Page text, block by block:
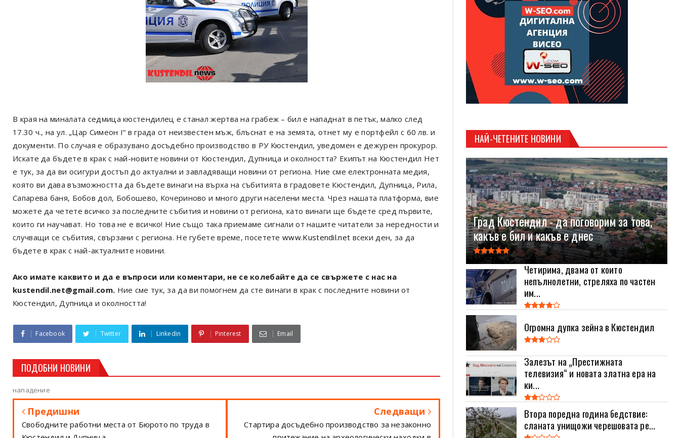
В края на миналата седмица кюстендилец е станал жертва на грабеж – бил е нападнат в петък, малко след
17.30 ч., на ул. „Цар Симеон I“ в града от неизвестен мъж, блъснат е на земята, отнет му е портфейл с 60 лв. и
документи. По случая е образувано досъдебно производство в РУ Кюстендил, уведомен е дежурен прокурор.
Искате да бъдете в крак с най-новите новини от Кюстендил, Дупница и околността? Екипът на Кюстендил Нет
е тук, за да ви осигури достъп до актуални и завладяващи новини от региона. Ние сме електронната медия,
която ви дава възможността да бъдете винаги на върха на събитията в градовете Кюстендил, Дупница, Рила,
Сапарева баня, Бобов дол, Бобошево, Кочериново и много други населени места. Чрез нашата платформа, вие
можете да четете всичко за последните събития и новини от региона, като винаги ще бъдете сред първите,
които ги научават. Но това не е всичко! Ние също така приемаме сигнали от нашите читатели за нередности и
случващи се събития, свързани с региона. Не губете време, посететеwww.Kustendil.net всеки ден, за да
бъдете в крак с най-актуалните новини.
Ако имате каквито и да е въпроси или коментари, не се колебайте да се свържете с нас на
kustendil.net@gmail.com. Ние сме тук, за да ви помогнем да сте винаги в крак с последните новини от
Кюстендил, Дупница и околността!
Facebook Twitter Linkedin Pinterest Email
ПОДОБНИ НОВИНИ
нападение
Предишни
Свободните работни места от Бюрото по труда в
Следващи
Стартира досъдебно производство за незаконно
НАЙ-ЧЕТЕНИТЕ НОВИНИ
Град Кюстендил - да поговорим за това,
какъв е бил и какъв е днес
Четирима, двама от които
непълнолетни, стреляха по частен
им...
Огромна дупка зейна в Кюстендил
Залезът на „Престижната
телевизия“ и новата златна ера на
ки...
Втора поредна година бедствие:
сланата унищожи черешовата ре...